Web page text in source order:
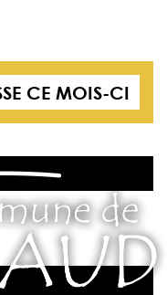
CE MOIS-CI